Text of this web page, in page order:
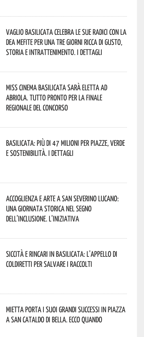
Vaglio Basilicata celebra le sue radici con la
Dea Mefite per una tre giorni ricca di gusto,
storia e intrattenimento. I dettagli
Miss Cinema Basilicata sarà eletta ad
Abriola. Tutto pronto per la finale
regionale del concorso
Basilicata: più di 47 milioni per piazze, verde
e sostenibilità. I dettagli
Accoglienza e arte a San Severino Lucano:
una giornata storica nel segno
dell’inclusione. L’iniziativa
Siccità e rincari in Basilicata: l’appello di
Coldiretti per salvare i raccolti
Mietta porta i suoi grandi successi in piazza
a San Cataldo di Bella. Ecco quando